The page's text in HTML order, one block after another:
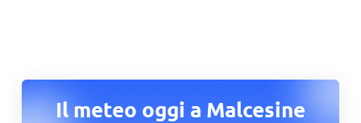
Il meteo oggi a Malcesine